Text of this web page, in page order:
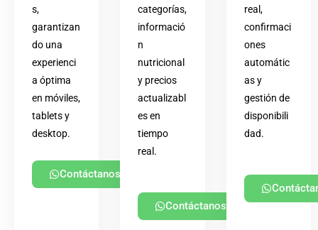
s,
garantizan
do una
experienci
a óptima
en móviles,
tablets y
desktop.
Contáctanos
categorías,
informació
n
nutricional
y precios
actualizabl
es en
tiempo
real.
Contáctanos
real,
confirmaci
ones
automátic
as y
gestión de
disponibili
dad.